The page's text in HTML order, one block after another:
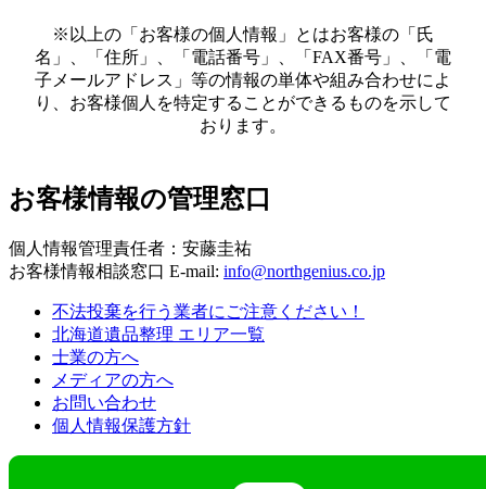
※以上の「お客様の個人情報」とはお客様の「氏
名」、「住所」、「電話番号」、「FAX番号」、「電
子メールアドレス」等の情報の単体や組み合わせによ
り、お客様個人を特定することができるものを示して
おります。
お客様情報の管理窓口
個人情報管理責任者：安藤圭祐
お客様情報相談窓口 E-mail: info@northgenius.co.jp
不法投棄を行う業者にご注意ください！
北海道遺品整理 エリア一覧
士業の方へ
メディアの方へ
お問い合わせ
個人情報保護方針